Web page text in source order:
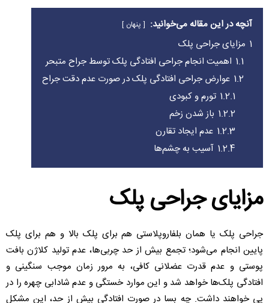
آنچه در این مقاله می‌خوانید: پنهان
1 مزایای جراحی پلک
1.1 اهمیت انجام جراحی افتادگی پلک توسط جراح متبحر
1.2 عوارض جراحی افتادگی پلک در صورت عدم دقت جراح
1.2.1 تورم و کبودی
1.2.2 باز شدن زخم
1.2.3 عدم ایجاد تقارن
1.2.4 آسیب به چشم‌ها
مزایای جراحی پلک
جراحی پلک یا همان بلفاروپلاستی هم برای پلک بالا و هم برای پلک
پایین انجام می‌شود؛ تجمع بیش از حد چربی‌ها، عدم تولید کلاژن بافت
پوستی و عدم قدرت عضلانی کافی، به مرور زمان موجب سنگینی و
افتادگی پلک‌ها خواهد شد و این موارد خستگی و عدم شادابی چهره را در
پی خواهند داشت. چه بسا در صورت افتادگی بیش از حد، این مشکل